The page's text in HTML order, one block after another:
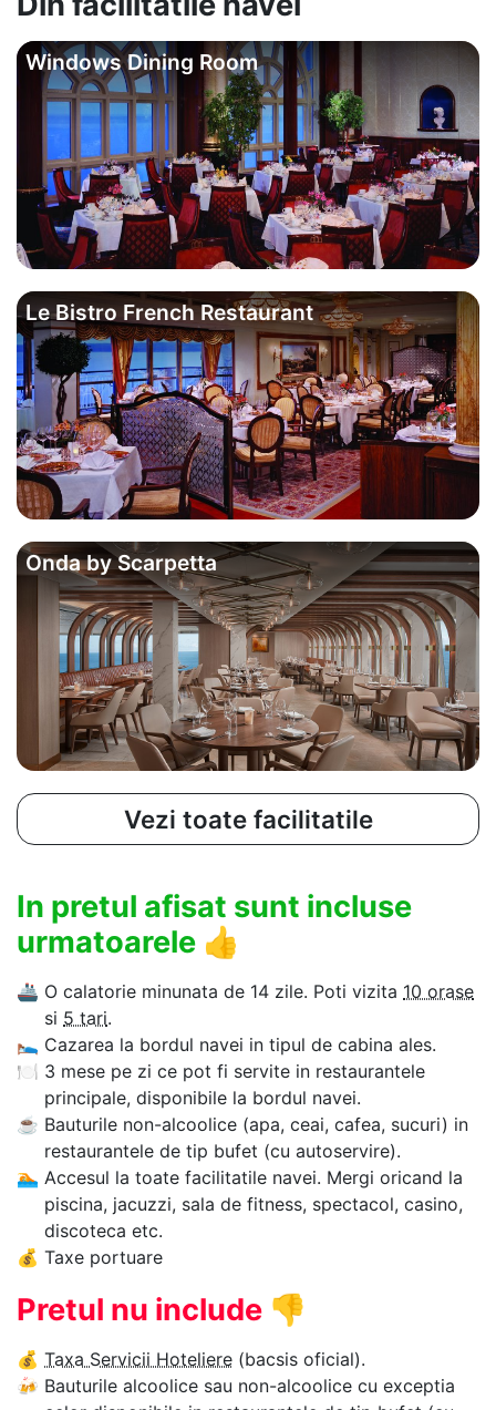
Windows Dining Room
Le Bistro French Restaurant
Onda by Scarpetta
Vezi toate facilitatile
In pretul afisat sunt incluse
urmatoarele 👍
🚢 O calatorie minunata de 14 zile. Poti vizita 10 orase
si 5 tari.
🛌 Cazarea la bordul navei in tipul de cabina ales.
🍽 3 mese pe zi ce pot fi servite in restaurantele
principale, disponibile la bordul navei.
☕ Bauturile non-alcoolice (apa, ceai, cafea, sucuri) in
restaurantele de tip bufet (cu autoservire).
🏊‍ Accesul la toate facilitatile navei. Mergi oricand la
piscina, jacuzzi, sala de fitness, spectacol, casino,
discoteca etc.
💰 Taxe portuare
Pretul nu include 👎
💰 Taxa Servicii Hoteliere (bacsis oficial).
🍻 Bauturile alcoolice sau non-alcoolice cu exceptia